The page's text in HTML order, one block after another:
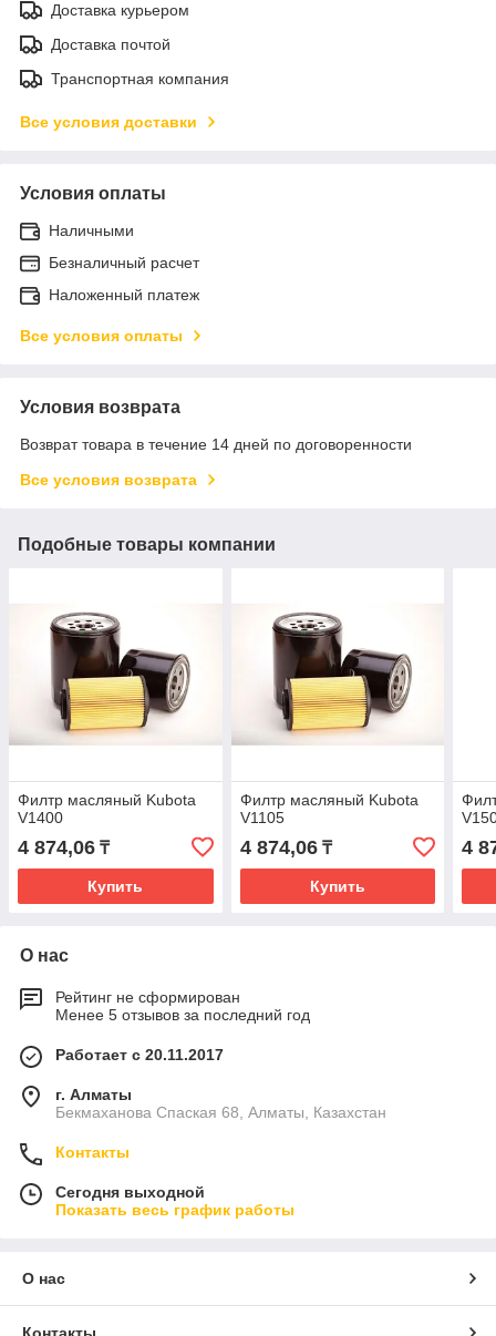
Доставка курьером
Доставка почтой
Транспортная компания
Все условия доставки
Условия оплаты
Наличными
Безналичный расчет
Наложенный платеж
Все условия оплаты
Условия возврата
Возврат товара в течение 14 дней по договоренности
Все условия возврата
Подобные товары компании
Филтр масляный Kubota
V1400
4 874,06 ₸
Купить
Филтр масляный Kubota
V1105
4 874,06₸
Купить
4
О нас
Рейтинг не сформирован
Менее 5 отзывов за последний год
Работает с 20.11.2017
г. Алматы
Бекмаханова Спаская 68, Алматы, Казахстан
Контакты
Сегодня выходной
Показать весь график работы
О нас